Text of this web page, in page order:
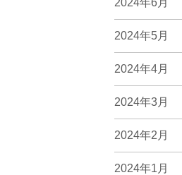
2024年6月
2024年5月
2024年4月
2024年3月
2024年2月
2024年1月